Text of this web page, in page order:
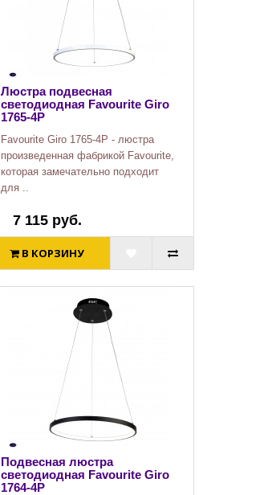
Люстра подвесная
светодиодная Favourite Giro
1765-4P
Favourite Giro 1765-4P - люстра
произведенная фабрикой Favourite,
которая замечательно подходит
для ..
7 115 руб.
В КОРЗИНУ
Подвесная люстра
светодиодная Favourite Giro
1764-4P